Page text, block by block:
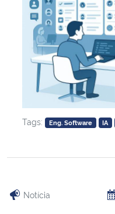
Tags: Eng. Software IA
Notícia